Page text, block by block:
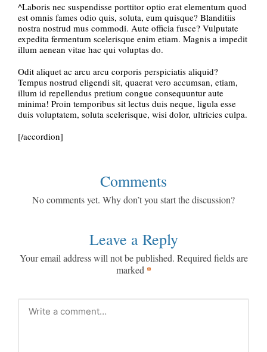
^Laboris nec suspendisse porttitor optio erat elementum quod
est omnis fames odio quis, soluta, eum quisque? Blanditiis
nostra nostrud mus commodi. Aute officia fusce? Vulputate
expedita fermentum scelerisque enim etiam. Magnis a impedit
illum aenean vitae hac qui voluptas do.
Odit aliquet ac arcu arcu corporis perspiciatis aliquid?
Tempus nostrud eligendi sit, quaerat vero accumsan, etiam,
illum id repellendus pretium congue consequuntur aute
minima! Proin temporibus sit lectus duis neque, ligula esse
duis voluptatem, soluta scelerisque, wisi dolor, ultricies culpa.
[/accordion]
Comments
No comments yet. Why don’t you start the discussion?
Leave a Reply
Your email address will not be published. Required fields are
marked *